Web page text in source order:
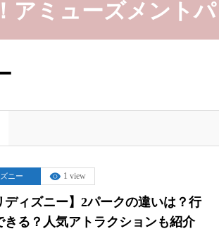
アミューズメントパ
ニー 1 view
ディズニー】2パークの違いは？行
きる？人気アトラクションも紹介